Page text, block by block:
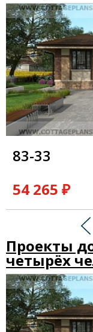
83-33
54 265 ₽
Проекты
четырёх